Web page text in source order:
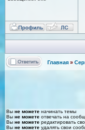
Главная »
Вы не можете начинать темы
Вы не можете отвечать на
Вы не можете редактировать
Вы не можете удалять свои